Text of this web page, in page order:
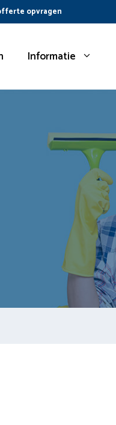
opvragen
Informatie